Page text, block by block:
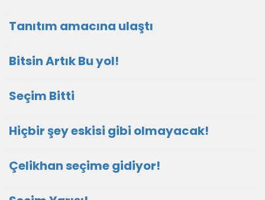
Tanıtım amacına ulaştı
Bitsin Artık Bu yol!
Seçim Bitti
Hiçbir şey eskisi gibi olmayacak!
Çelikhan seçime gidiyor!